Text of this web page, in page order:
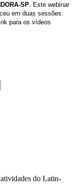
SP . Este webinar
em duas sessões:
para os vídeos
do Latin-